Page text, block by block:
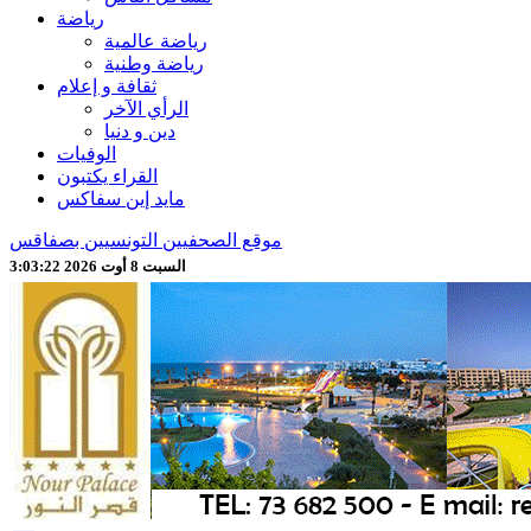
رياضة
رياضة عالمية
رياضة وطنية
ثقافة و إعلام
الرأي الآخر
دين و دنيا
الوفيات
القراء يكتبون
مايد إين سفاكس
موقع الصحفيين التونسيين بصفاقس
السبت 8 أوت 2026 3:03:24